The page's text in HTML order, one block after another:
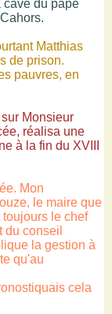
cave du pape
Matthias
de prison.
pauvres, en
Monsieur
réalisa une
à la fin du XVIII
Mon
le maire que
le chef
du conseil
la gestion à
qu'au
cela